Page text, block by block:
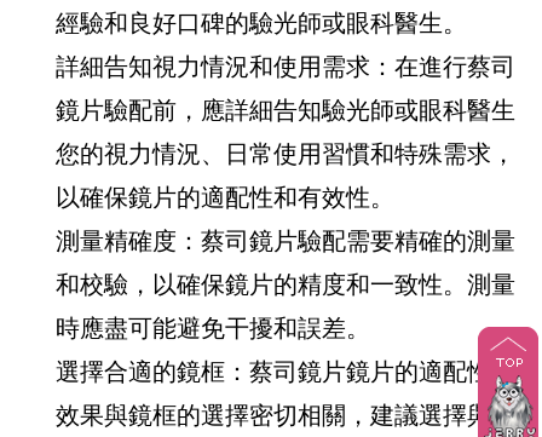
經驗和良好口碑的驗光師或眼科醫生。
詳細告知視力情況和使用需求：在進行蔡司
鏡片驗配前，應詳細告知驗光師或眼科醫生
您的視力情況、日常使用習慣和特殊需求，
以確保鏡片的適配性和有效性。
測量精確度：蔡司鏡片驗配需要精確的測量
和校驗，以確保鏡片的精度和一致性。測量
時應盡可能避免干擾和誤差。
選擇合適的鏡框：蔡司鏡片鏡片的適配性和
效果與鏡框的選擇密切相關，建議選擇與您